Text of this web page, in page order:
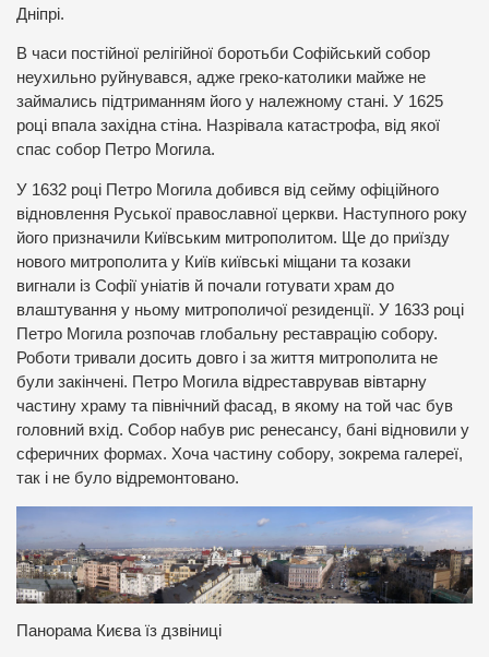
Дніпрі.
В часи постійної релігійної боротьби Софійський собор
неухильно руйнувався, адже греко-католики майже не
займались підтриманням його у належному стані. У 1625
році впала західна стіна. Назрівала катастрофа, від якої
спас собор Петро Могила.
У 1632 році Петро Могила добився від сейму офіційного
відновлення Руської православної церкви. Наступного року
його призначили Київським митрополитом. Ще до приїзду
нового митрополита у Київ київські міщани та козаки
вигнали із Софії уніатів й почали готувати храм до
влаштування у ньому митрополичої резиденції. У 1633 році
Петро Могила розпочав глобальну реставрацію собору.
Роботи тривали досить довго і за життя митрополита не
були закінчені. Петро Могила відреставрував вівтарну
частину храму та північний фасад, в якому на той час був
головний вхід. Собор набув рис ренесансу, бані відновили у
сферичних формах. Хоча частину собору, зокрема галереї,
так і не було відремонтовано.
Панорама Києва їз дзвіниці